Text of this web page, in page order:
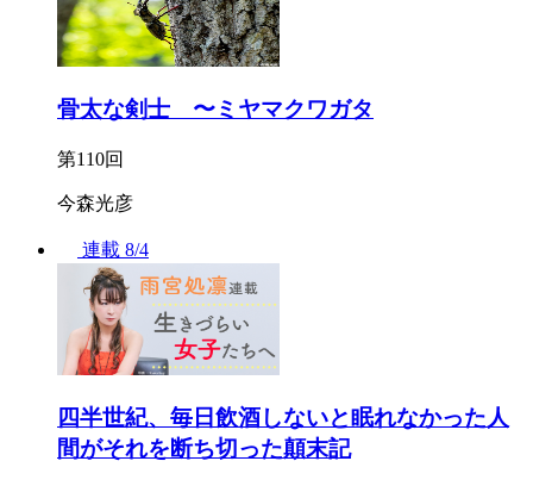
骨太な剣士 〜ミヤマクワガタ
第110回
今森光彦
連載 8/4
四半世紀、毎日飲酒しないと眠れなかった人
間がそれを断ち切った顛末記